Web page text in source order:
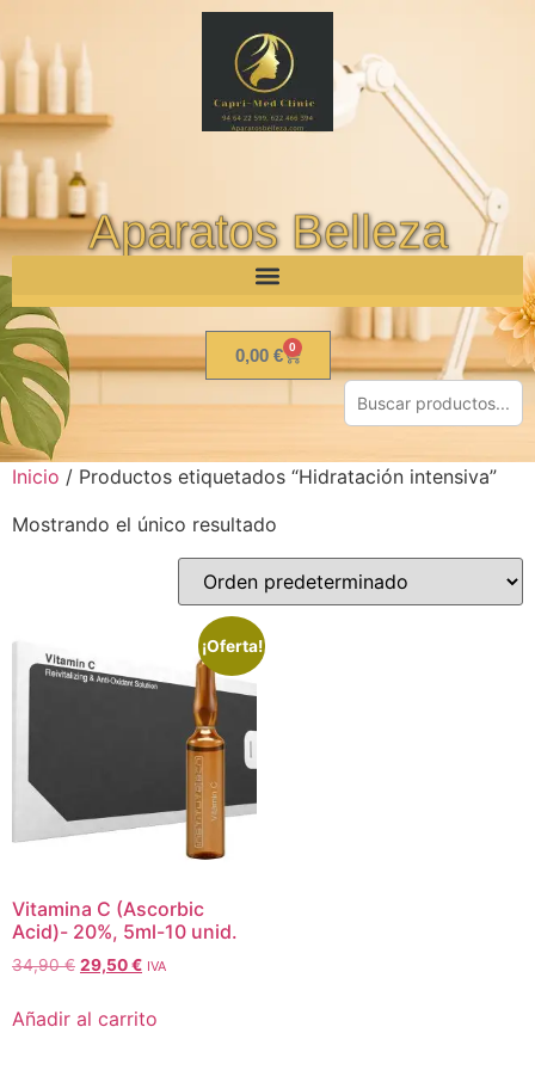
Aparatos Belleza
0,00 € 0
Inicio / Productos etiquetados “Hidratación intensiva”
Mostrando el único resultado
¡Oferta!
Vitamina C (Ascorbic
Acid)- 20%, 5ml-10 unid.
34,90€ 29,50€ IVA
Añadir al carrito